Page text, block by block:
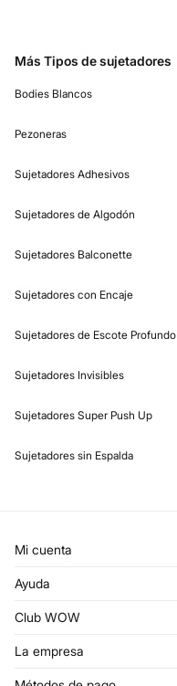
Más Tipos de sujetadores
Bodies Blancos
Pezoneras
Sujetadores Adhesivos
Sujetadores de Algodón
Sujetadores Balconette
Sujetadores con Encaje
Sujetadores de Escote Profundo
Sujetadores Invisibles
Sujetadores Super Push Up
Sujetadores sin Espalda
Mi cuenta
Registrarme
Direcciones de envío
Ayuda
Envío
Club WOW
La empresa